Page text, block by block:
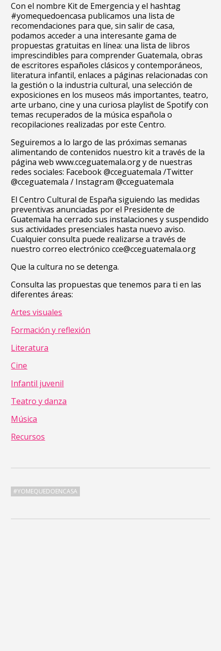
Con el nombre Kit de Emergencia y el hashtag
#yomequedoencasa publicamos una lista de
recomendaciones para que, sin salir de casa,
podamos acceder a una interesante gama de
propuestas gratuitas en línea: una lista de libros
imprescindibles para comprender Guatemala, obras
de escritores españoles clásicos y contemporáneos,
literatura infantil, enlaces a páginas relacionadas con
la gestión o la industria cultural, una selección de
exposiciones en los museos más importantes, teatro,
arte urbano, cine y una curiosa playlist de Spotify con
temas recuperados de la música española o
recopilaciones realizadas por este Centro.
Seguiremos a lo largo de las próximas semanas
alimentando de contenidos nuestro kit a través de la
página web www.cceguatemala.org y de nuestras
redes sociales: Facebook @cceguatemala /Twitter
@cceguatemala / Instagram @cceguatemala
El Centro Cultural de España siguiendo las medidas
preventivas anunciadas por el Presidente de
Guatemala ha cerrado sus instalaciones y suspendido
sus actividades presenciales hasta nuevo aviso.
Cualquier consulta puede realizarse a través de
nuestro correo electrónico cce@cceguatemala.org
Que la cultura no se detenga.
Consulta las propuestas que tenemos para ti en las
diferentes áreas:
Artes visuales
Formación y reflexión
Literatura
Cine
Infantil juvenil
Teatro y danza
Música
Recursos
#YOMEQUEDOENCASA